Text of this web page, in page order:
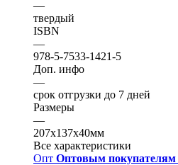
—
твердый
ISBN
—
978-5-7533-1421-5
Доп. инфо
—
срок отгрузки до 7 дней
Размеры
—
207х137х40мм
Все характеристики
Опт Оптовым покупателям